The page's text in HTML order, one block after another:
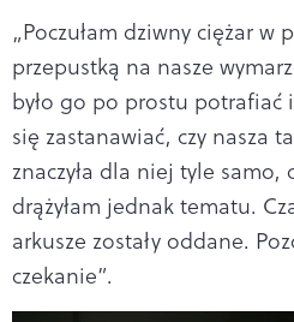
„Poczułam dziwny ciężar w
przepustką na nasze
było go po prostu potrafiać
się zastanawiać, czy nasza
znaczyła dla niej tyle
drążyłam jednak tematu.
arkusze zostały oddane.
czekanie”.